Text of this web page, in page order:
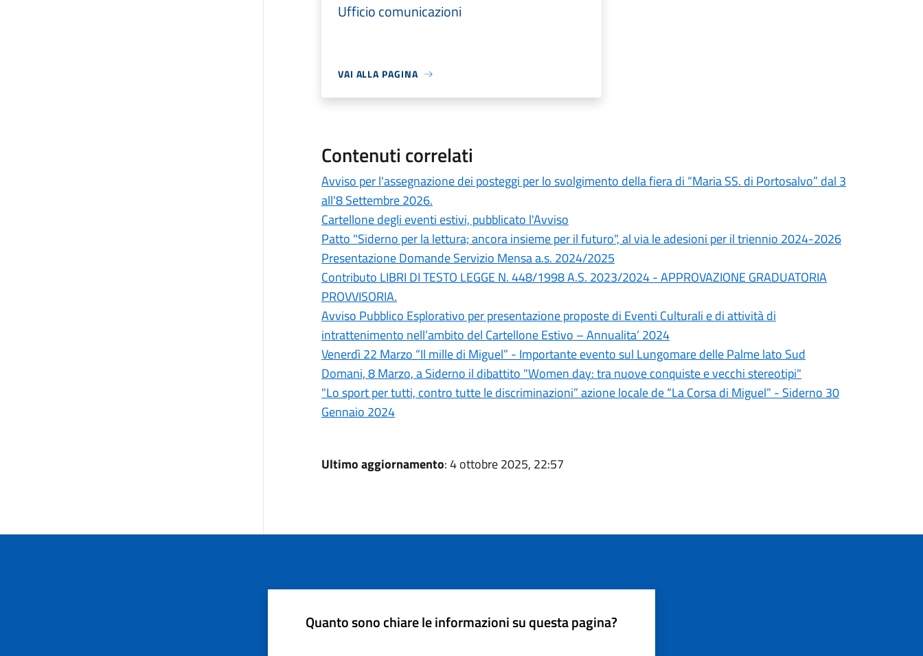
Ufficio comunicazioni
VAI ALLA PAGINA
Contenuti correlati
Avviso per l'assegnazione dei posteggi per lo svolgimento della fiera di “Maria SS. di Portosalvo” dal 3
all'8 Settembre 2026.
Cartellone degli eventi estivi, pubblicato l'Avviso
Patto "Siderno per la lettura; ancora insieme per il futuro", al via le adesioni per il triennio 2024-2026
Presentazione Domande Servizio Mensa a.s. 2024/2025
Contributo LIBRI DI TESTO LEGGE N. 448/1998 A.S. 2023/2024 - APPROVAZIONE GRADUATORIA
PROVVISORIA.
Avviso Pubblico Esplorativo per presentazione proposte di Eventi Culturali e di attività di
intrattenimento nell’ambito del Cartellone Estivo – Annualita’ 2024
Venerdì 22 Marzo “Il mille di Miguel” - Importante evento sul Lungomare delle Palme lato Sud
Domani, 8 Marzo, a Siderno il dibattito "Women day: tra nuove conquiste e vecchi stereotipi"
"Lo sport per tutti, contro tutte le discriminazioni” azione locale de “La Corsa di Miguel” - Siderno 30
Gennaio 2024
Ultimo aggiornamento: 4 ottobre 2025, 22:57
Quanto sono chiare le informazioni su questa pagina?